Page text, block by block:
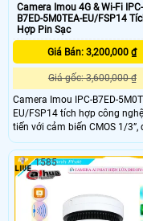
Camera Imou 4G & Wi-Fi IPC-
B7ED-5M0TEA-EU/FSP14 Tích
Hợp Pin Sạc
Giá Bán: 3,200,000 ₫
Giá gốc: 3,600,000 ₫
Camera Imou IPC-B7ED-
EU/FSP14 tích hợp công
tiến với cảm biến CMOS 1/3”,
phân giải 5MP, ống kính
nhìn 91°. Hỗ trợ kết nối Wi-Fi
2.4GHz, 4G LTE, đèn hồng
20m và chuẩn chống nước
Sản phẩm cung cấp chất
ảnh sắc nét, hoạt động ổn
1585